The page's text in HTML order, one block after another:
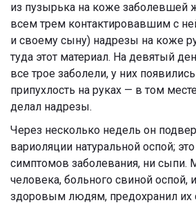
из пузырька на коже заболевшей
всем трем контактировавшим с
и своему сыну) надрезы на коже
туда этот материал. На девятый
все трое заболели, у них
припухлость на руках — в том
делал надрезы.
Через несколько недель он
вариоляции натуральной оспой;
симптомов заболевания, ни сыпи.
человека, больного свиной
здоровым людям, предохранил их